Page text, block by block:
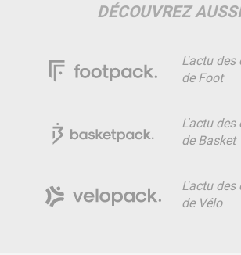
DÉCOUVREZ
L'actu des
de Foot
L'actu des
de Basket
L'actu des
de Vélo